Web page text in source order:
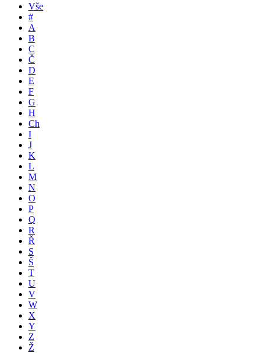
Vše
#
A
B
C
Č
D
E
F
G
H
Ch
I
J
K
L
M
N
O
P
Q
R
Ř
S
Š
T
U
V
W
X
Y
Z
Ž